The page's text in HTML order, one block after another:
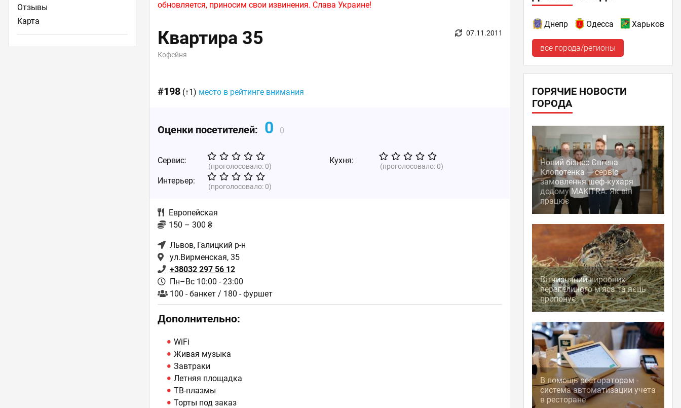
обновляется, приносим свои извинения. Слава Украине!
Квартира 35
Кофейня
07.11.2011
#198 (↑1) место в рейтинге внимания
Оценки посетителей: 0 0
Сервис:
(проголосовало:0)
Кухня:
(проголосовало:0)
Интерьер:
(проголосовало:0)
Европейская
150 – 300 ₴
Львов, Галицкий р-н
ул.Вирменская, 35
+38032 297 56 12
Пн–Вс 10:00 - 23:00
100 - банкет / 180 - фуршет
Дополнительно:
WiFi
Живая музыка
Завтраки
Летняя площадка
ТВ-плазмы
Торты под заказ
Отзывы
Карта
Днепр Одесса Харьков
все города/регионы
ГОРЯЧИЕ НОВОСТИ
ГОРОДА
Новий бізнес Євгена
Клопотенка — сервіс
замовлення шеф-кухаря
додому MAKITRA. Як він
працює
Вітчизняний виробник
перепелиного м'яса та яєць
пропонує
В помощь рестораторам -
система автоматизации учета
в ресторане